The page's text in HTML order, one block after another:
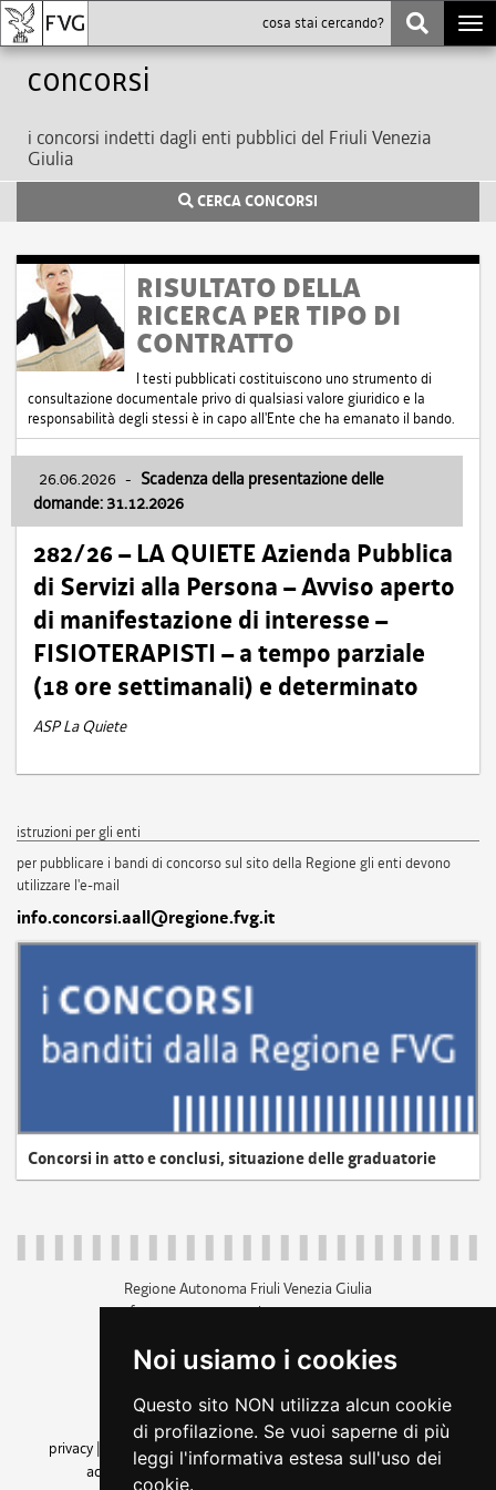
Noi usiamo i cookies
Questo sito NON utilizza alcun cookie
di profilazione. Se vuoi saperne di più
leggi l'informativa estesa sull'uso dei
cookie.
Concorsi
i concorsi indetti dagli enti pubblici del Friuli Venezia
Giulia
CERCA CONCORSI
RISULTATO DELLA
RICERCA PER TIPO DI
CONTRATTO
I testi pubblicati costituiscono uno strumento di
consultazione documentale privo di qualsiasi valore giuridico e la
responsabilità degli stessi è in capo all'Ente che ha emanato il bando.
26.06.2026 - Scadenza della presentazione delle
domande: 31.12.2026
282/26 – LA QUIETE Azienda Pubblica
di Servizi alla Persona – Avviso aperto
di manifestazione di interesse –
FISIOTERAPISTI – a tempo parziale
(18 ore settimanali) e determinato
ASP La Quiete
istruzioni per gli enti
per pubblicare i bandi di concorso sul sito della Regione gli enti devono
utilizzare l'e-mail
info.concorsi.aall@regione.fvg.it
Concorsi in atto e conclusi, situazione delle graduatorie
Regione Autonoma Friuli Venezia Giulia
c.f. 80014930327; p.iva 00526040324
+39 040 3771111
amministrazione trasparente
privacy
cookie |note legali accessibilità
dichiarazione di
accessibilità| feedback cambio preferenze cookie